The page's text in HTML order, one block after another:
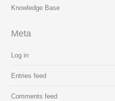
Knowledge Base
Meta
Log in
Entries feed
Comments feed